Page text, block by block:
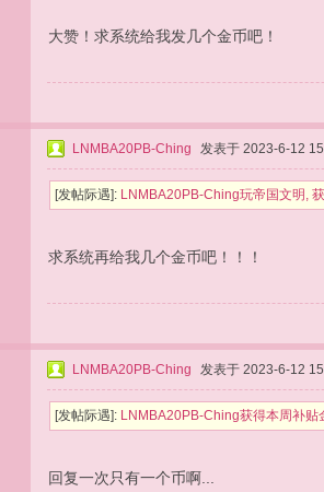
大赞！求系统给我发几个金币吧！
LNMBA20PB-Ching 发表于 2023-6-12
[发帖际遇]: LNMBA20PB-Ching玩帝国文明,
求系统再给我几个金币吧！！！
LNMBA20PB-Ching 发表于 2023-6-12
[发帖际遇]: LNMBA20PB-Ching获得本周补
回复一次只有一个币啊...